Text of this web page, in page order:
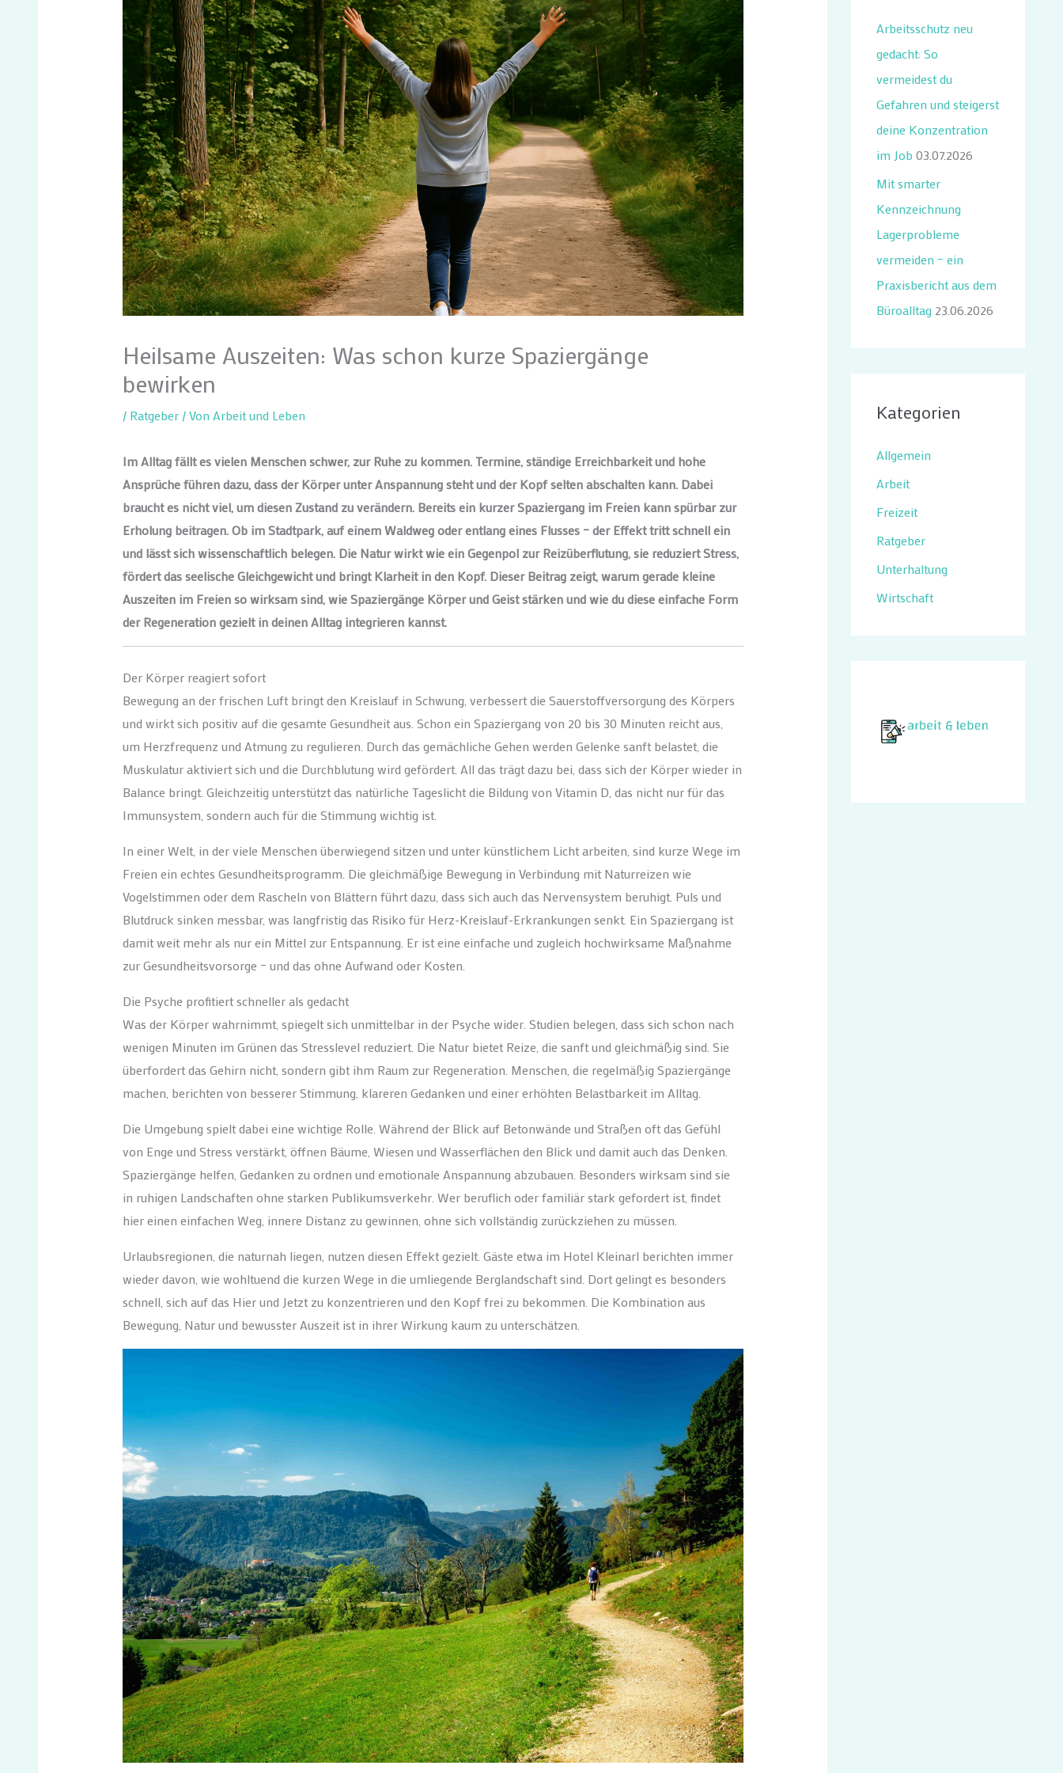
Heilsame Auszeiten: Was schon kurze Spaziergänge
bewirken
/ Ratgeber/ VonArbeit und Leben
Im Alltag fällt es vielen Menschen schwer, zur Ruhe zu kommen. Termine, ständige Erreichbarkeit und hohe
Ansprüche führen dazu, dass der Körper unter Anspannung steht und der Kopf selten abschalten kann. Dabei
braucht es nicht viel, um diesen Zustand zu verändern. Bereits ein kurzer Spaziergang im Freien kann spürbar zur
Erholung beitragen. Ob im Stadtpark, auf einem Waldweg oder entlang eines Flusses – der Effekt tritt schnell ein
und lässt sich wissenschaftlich belegen. Die Natur wirkt wie ein Gegenpol zur Reizüberflutung, sie reduziert Stress,
fördert das seelische Gleichgewicht und bringt Klarheit in den Kopf. Dieser Beitrag zeigt, warum gerade kleine
Auszeiten im Freien so wirksam sind, wie Spaziergänge Körper und Geist stärken und wie du diese einfache Form
der Regeneration gezielt in deinen Alltag integrieren kannst.
Der Körper reagiert sofort
Bewegung an der frischen Luft bringt den Kreislauf in Schwung, verbessert die Sauerstoffversorgung des Körpers
und wirkt sich positiv auf die gesamte Gesundheit aus. Schon ein Spaziergang von 20 bis 30 Minuten reicht aus,
um Herzfrequenz und Atmung zu regulieren. Durch das gemächliche Gehen werden Gelenke sanft belastet, die
Muskulatur aktiviert sich und die Durchblutung wird gefördert. All das trägt dazu bei, dass sich der Körper wieder in
Balance bringt. Gleichzeitig unterstützt das natürliche Tageslicht die Bildung von Vitamin D, das nicht nur für das
Immunsystem, sondern auch für die Stimmung wichtig ist.
In einer Welt, in der viele Menschen überwiegend sitzen und unter künstlichem Licht arbeiten, sind kurze Wege im
Freien ein echtes Gesundheitsprogramm. Die gleichmäßige Bewegung in Verbindung mit Naturreizen wie
Vogelstimmen oder dem Rascheln von Blättern führt dazu, dass sich auch das Nervensystem beruhigt. Puls und
Blutdruck sinken messbar, was langfristig das Risiko für Herz-Kreislauf-Erkrankungen senkt. Ein Spaziergang ist
damit weit mehr als nur ein Mittel zur Entspannung. Er ist eine einfache und zugleich hochwirksame Maßnahme
zur Gesundheitsvorsorge – und das ohne Aufwand oder Kosten.
Die Psyche profitiert schneller als gedacht
Was der Körper wahrnimmt, spiegelt sich unmittelbar in der Psyche wider. Studien belegen, dass sich schon nach
wenigen Minuten im Grünen das Stresslevel reduziert. Die Natur bietet Reize, die sanft und gleichmäßig sind. Sie
überfordert das Gehirn nicht, sondern gibt ihm Raum zur Regeneration. Menschen, die regelmäßig Spaziergänge
machen, berichten von besserer Stimmung, klareren Gedanken und einer erhöhten Belastbarkeit im Alltag.
Die Umgebung spielt dabei eine wichtige Rolle. Während der Blick auf Betonwände und Straßen oft das Gefühl
von Enge und Stress verstärkt, öffnen Bäume, Wiesen und Wasserflächen den Blick und damit auch das Denken.
Spaziergänge helfen, Gedanken zu ordnen und emotionale Anspannung abzubauen. Besonders wirksam sind sie
in ruhigen Landschaften ohne starken Publikumsverkehr. Wer beruflich oder familiär stark gefordert ist, findet
hier einen einfachen Weg, innere Distanz zu gewinnen, ohne sich vollständig zurückziehen zu müssen.
Urlaubsregionen, die naturnah liegen, nutzen diesen Effekt gezielt. Gäste etwa im Hotel Kleinarl berichten immer
wieder davon, wie wohltuend die kurzen Wege in die umliegende Berglandschaft sind. Dort gelingt es besonders
schnell, sich auf das Hier und Jetzt zu konzentrieren und den Kopf frei zu bekommen. Die Kombination aus
Bewegung, Natur und bewusster Auszeit ist in ihrer Wirkung kaum zu unterschätzen.
n
a
c
h
:
Arbeitsschutz neu
gedacht: So
vermeidest du
Gefahren und steigerst
deine Konzentration
im Job 03.07.2026
Mit smarter
Kennzeichnung
Lagerprobleme
vermeiden – ein
Praxisbericht aus dem
Büroalltag 23.06.2026
Kategorien
Allgemein
Arbeit
Freizeit
Ratgeber
Unterhaltung
Wirtschaft